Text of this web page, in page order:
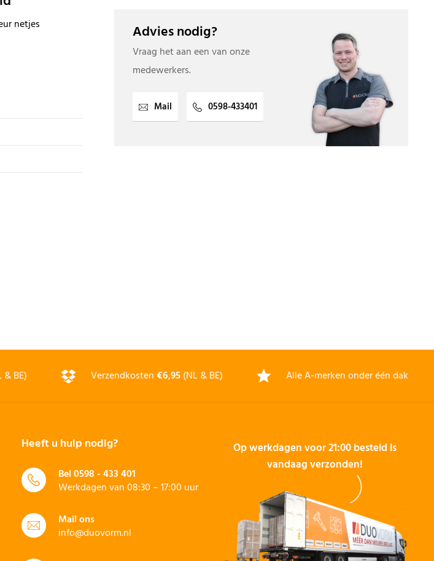
netjes
Advies nodig?
Vraag het aan een van onze
medewerkers.
Mail 0598-433401
BE) Verzendkosten€6,95(NL & BE) Alle A-merken onder één dak
Heeft u hulp nodig?
Bel0598 - 433 401
Werkdagen van 08:30 – 17:00 uur
Mail ons
info@duovorm.nl
Op werkdagen voor 21:00 besteld is
vandaag verzonden!